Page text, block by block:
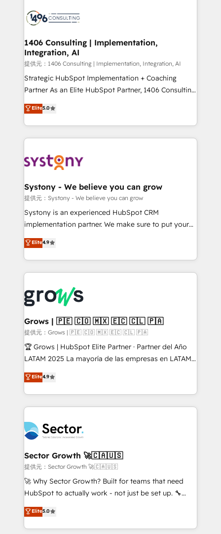
Onboarding - Data Migration & Integrations -
Revenue Operations - Inbound Marketing -
Outbound Marketing - HubSpot CMS Website
Design & Development We empower our clients to
reach their full potential by providing transparent,
relationship-driven support. With over 300 HubSpot
technical know-how and strategic guidance you
need to succeed.
1406 Consulting | Implementation,
Integration, AI
提供元：1406 Consulting | Implementation, Integration, AI
Strategic HubSpot Implementation + Coaching
Partner As an Elite HubSpot Partner, 1406 Consulting
helps mid-market revenue teams transform how
they sell, market, and serve. We don't just build your
HubSpot—we teach your team to own it, then stay
to help you keep winning. What We Do ⚙️ CRM
Data & Content 📈 Sales & Marketing Alignment +
Agent Creation 🔄 Custom Integrations & Data
Migration Why 1406 We become part of your team.
Your team learns while we build. We fix what others
broke. Built for mid-market reality—practical
constraints. By the Numbers 🏆 Top 1% of all
HubSpot partners 🔄 Top 5% globally in client
ops at mid-market companies ready to move
beyond spreadsheets into unified systems that
drive real business results.
Elite5.0
Systony - We believe you can grow
提供元：Systony - We believe you can grow
Systony is an experienced HubSpot CRM
implementation partner. We make sure to put your
organization's needs and goals first and think along
with your organization. We are only satisfied once
you are too. Why Systony? - 20+ years of
experience with CRM, Marketing, Sales & Service
Own back-end developers - Complex data
migrations (e.g. Salesforce, MS Dynamics, Perfect
View, SuperOffice) - Custom integrations (e.g. MS
Business Central, Navision, AX, SAP, Exact, AFAS) We
focus on growing B2B companies in the SME sector
such as manufacturing, SaaS, business services and
partner, we know how important user adoption is.
That's why we have developed a step-by-step
technology and people with each other. Together we
strive for optimal customer processes and
experiences. Systony – We believe you can grow!
Elite4.9
Grows | 🇵🇪 🇨🇴 🇲🇽 🇪🇨 🇨🇱 🇵🇦
提供元：Grows | 🇵🇪 🇨🇴 🇲🇽 🇪🇨 🇨🇱 🇵🇦
🏆 Grows | HubSpot Elite Partner · Partner del Año
LATAM 2025 La mayoría de las empresas en LATAM
no tienen un problema de herramientas. Tienen un
problema de orden. Equipos desalineados, datos
dispersos y procesos que dependen de personas
clave — no de sistemas. Eso frena el crecimiento,
⚙️ Grows ordena los procesos comerciales, alinea
marketing, ventas y servicio, e implementa HubSpot
de forma que genera resultados reales desde las
primeras semanas — no meses. 🤝 No entregamos
proyectos y nos vamos. Nos quedamos como
socios estratégicos, ayudando a sostener y escalar
no es crecer — es solo moverse rápido. 🌎
Operamos en Colombia, Perú, México, Ecuador,
Elite4.9
Sector Growth 🚀🇨🇦🇺🇸
提供元：Sector Growth 🚀🇨🇦🇺🇸
🚀 Why Sector Growth? Built for teams that need
HubSpot to actually work - not just be set up. 🔧
HubSpot Experts: Onboarding, migrations,
automation, and training built for adoption. ⚡ Highly
Technical Execution: ERP, EMR and Custom
Elite5.0